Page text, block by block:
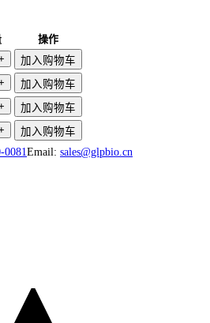
操作
加入购物车
加入购物车
加入购物车
加入购物车
0081Email: sales@glpbio.cn